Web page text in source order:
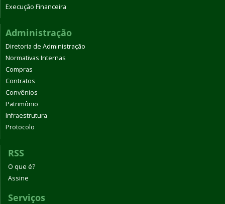
Execução Financeira
Administração
Diretoria de Administração
Normativas Internas
Compras
Contratos
Convênios
Patrimônio
Infraestrutura
Protocolo
RSS
O que é?
Assine
Serviços